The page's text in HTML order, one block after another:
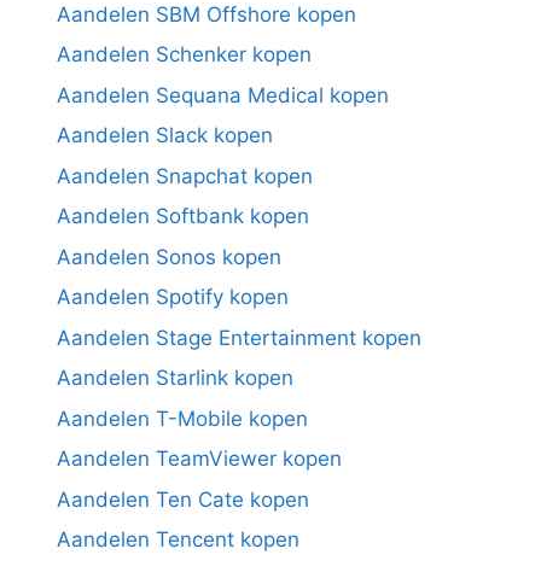
Aandelen SBM Offshore kopen
Aandelen Schenker kopen
Aandelen Sequana Medical kopen
Aandelen Slack kopen
Aandelen Snapchat kopen
Aandelen Softbank kopen
Aandelen Sonos kopen
Aandelen Spotify kopen
Aandelen Stage Entertainment kopen
Aandelen Starlink kopen
Aandelen T-Mobile kopen
Aandelen TeamViewer kopen
Aandelen Ten Cate kopen
Aandelen Tencent kopen